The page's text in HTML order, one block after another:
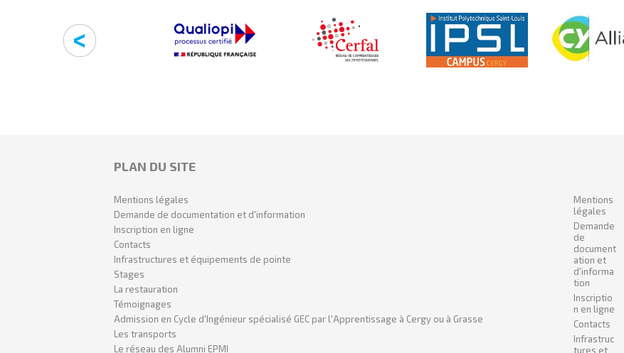
PLAN DU SITE
Mentions légales
Demande de documentation et d'information
Inscription en ligne
Contacts
Infrastructures et équipements de pointe
Stages
La restauration
Témoignages
Admission en Cycle d'Ingénieur spécialisé GEC par l'Apprentissage à Cergy ou à Grasse
Les transports
Le réseau des Alumni EPMI
Mentions
légales
Demande
de
document
ation et
d'informa
tion
Inscriptio
n en ligne
Contacts
Infrastruc
tures et